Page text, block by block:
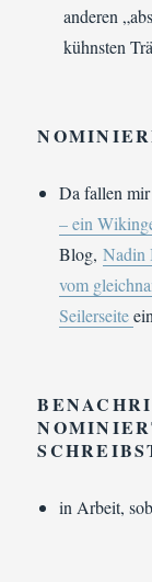
anderen
kühnsten
Da fallen
– ein
Blog,Nadin
vom
Seilerseiteein
in Arbeit,